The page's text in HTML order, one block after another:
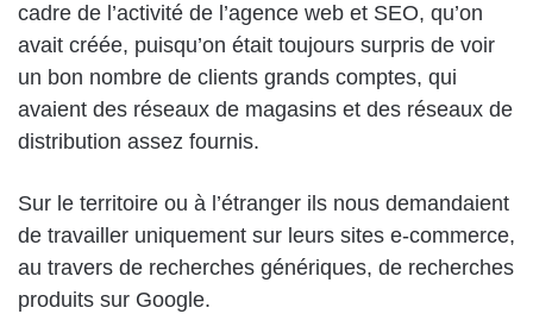
cadre de l’activité de l’agence web et SEO, qu’on
avait créée, puisqu’on était toujours surpris de voir
un bon nombre de clients grands comptes, qui
avaient des réseaux de magasins et des réseaux de
distribution assez fournis.
Sur le territoire ou à l’étranger ils nous demandaient
de travailler uniquement sur leurs sites e-commerce,
au travers de recherches génériques, de recherches
produits sur Google.